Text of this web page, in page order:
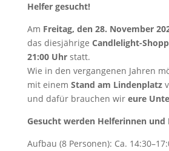
Helfer gesucht!
Am Freitag, den 28. November
das diesjährige Candlelight-
21:00 Uhrstatt.
Wie in den vergangenen Jahren
mit einem Stand am Lindenplatz
und dafür brauchen wir eure
Gesucht werden Helferinnen und
Aufbau (8 Personen): Ca.